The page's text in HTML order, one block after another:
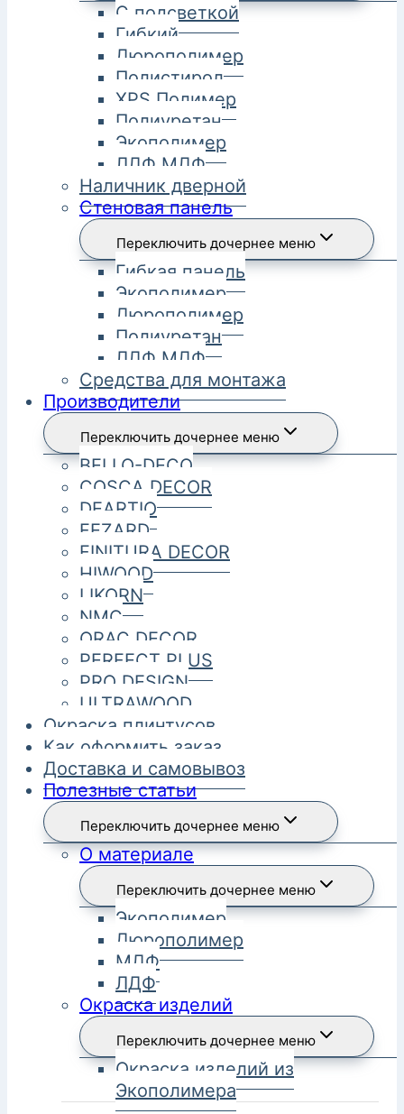
С подсветкой
Гибкий
Дюрополимер
Полистирол
XPS Полимер
Полиуретан
Экополимер
ЛДФ МДФ
Наличник дверной
Стеновая панель
Переключить дочернее меню
Гибкая панель
Экополимер
Дюрополимер
Полиуретан
ЛДФ МДФ
Средства для монтажа
Производители
Переключить дочернее меню
BELLO-DECO
COSCA DECOR
DEARTIO
FEZARD
FINITURA DECOR
HIWOOD
LIKORN
NMC
ORAC DECOR
PERFECT PLUS
PRO DESIGN
ULTRAWOOD
Окраска плинтусов
Как оформить заказ
Доставка и самовывоз
Полезные статьи
Переключить дочернее меню
О материале
Переключить дочернее меню
Экополимер
Дюрополимер
МДФ
ЛДФ
Окраска изделий
Переключить дочернее меню
Окраска изделий из
Экополимера